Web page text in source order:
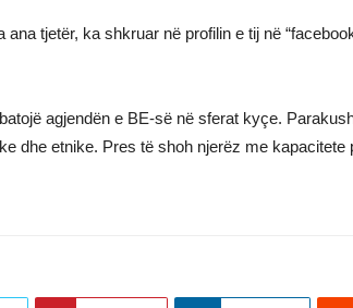
tjetër, ka shkruar në profilin e tij në
agjendën e BE-së në sferat kyçe.
dhe etnike. Pres të shoh njerëz me